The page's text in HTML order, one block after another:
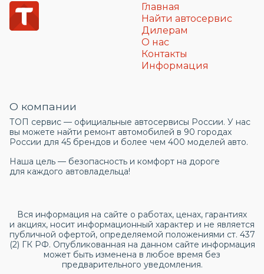
Главная
Найти автосервис
Дилерам
О нас
Контакты
Информация
О компании
ТОП сервис — официальные автосервисы России. У нас
вы можете найти ремонт автомобилей в 90 городах
России для 45 брендов и более чем 400 моделей авто.
Наша цель — безопасность и комфорт на дороге
для каждого автовладельца!
Вся информация на сайте о работах, ценах, гарантиях
и акциях, носит информационный характер и не является
публичной офертой, определяемой положениями ст. 437
(2) ГК РФ. Опубликованная на данном сайте информация
может быть изменена в любое время без
предварительного уведомления.